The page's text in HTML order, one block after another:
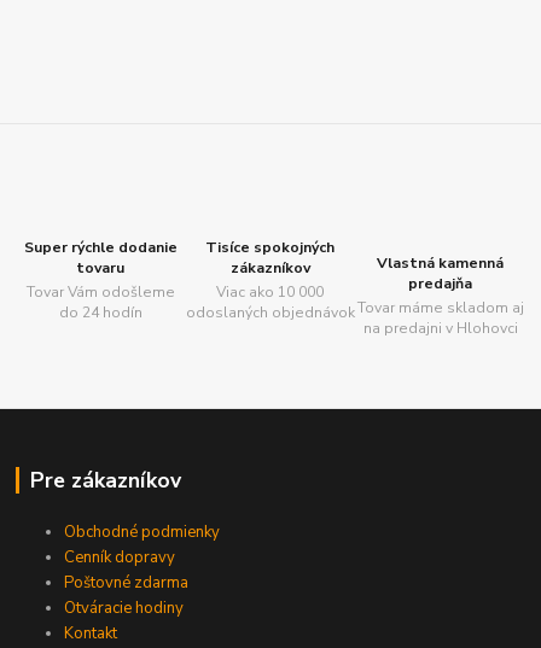
Super rýchle dodanie
tovaru
Tovar Vám odošleme
do 24 hodín
Tisíce spokojných
zákazníkov
Viac ako 10 000
odoslaných objednávok
Vlastná kamenná
predajňa
Tovar máme skladom aj
na predajni v Hlohovci
Pre zákazníkov
Obchodné podmienky
Cenník dopravy
Poštovné zdarma
Otváracie hodiny
Kontakt